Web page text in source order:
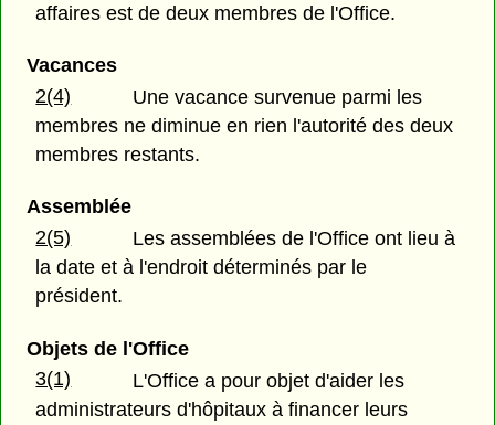
affaires est de deux membres de l'Office.
Vacances
2(4)
Une vacance survenue parmi les
membres ne diminue en rien l'autorité des deux
membres restants.
Assemblée
2(5)
Les assemblées de l'Office ont lieu à
la date et à l'endroit déterminés par le
président.
Objets de l'Office
3(1)
L'Office a pour objet d'aider les
administrateurs d'hôpitaux à financer leurs